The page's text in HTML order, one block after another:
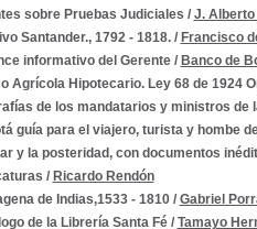
sobre Pruebas Judiciales / J.
Santander., 1792 - 1818./ Francisco
informativo del Gerente / Banco de
Agrícola Hipotecario. Ley 68 de 1924
de los mandatarios y ministros de
guía para el viajero, turista y hombe
y la posteridad, con documentos
/ Ricardo Rendón
de Indias,1533 - 1810/ Gabriel
de la Librería Santa Fé/ Tamayo
1819